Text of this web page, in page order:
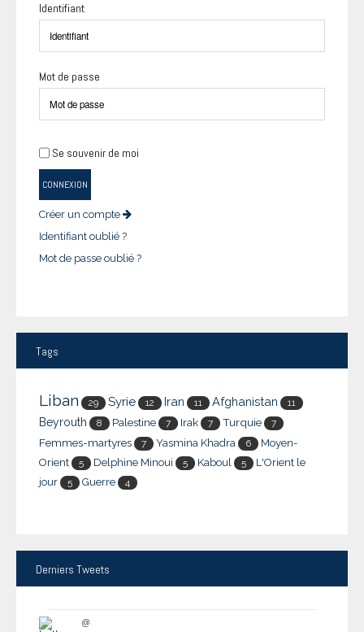
Identifiant
Mot de passe
Se souvenir de moi
CONNEXION
Créer un compte
Identifiant oublié ?
Mot de passe oublié ?
Tags
Liban 29 Syrie 12 Iran 11 Afghanistan 11
Beyrouth 8 Palestine 7 Irak 7 Turquie 7
Femmes-martyres 7 Yasmina Khadra 6
Moyen-
Orient
5 Delphine Minoui 5 Kaboul 5
L'Orient le
jour
5 Guerre 4
Derniers Tweets
@